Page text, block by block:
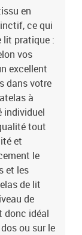
en
ce qui
lit pratique :
vos
excellent
dans votre
à
individuel
tout
et
le
et les
de lit
de
donc idéal
ou sur le